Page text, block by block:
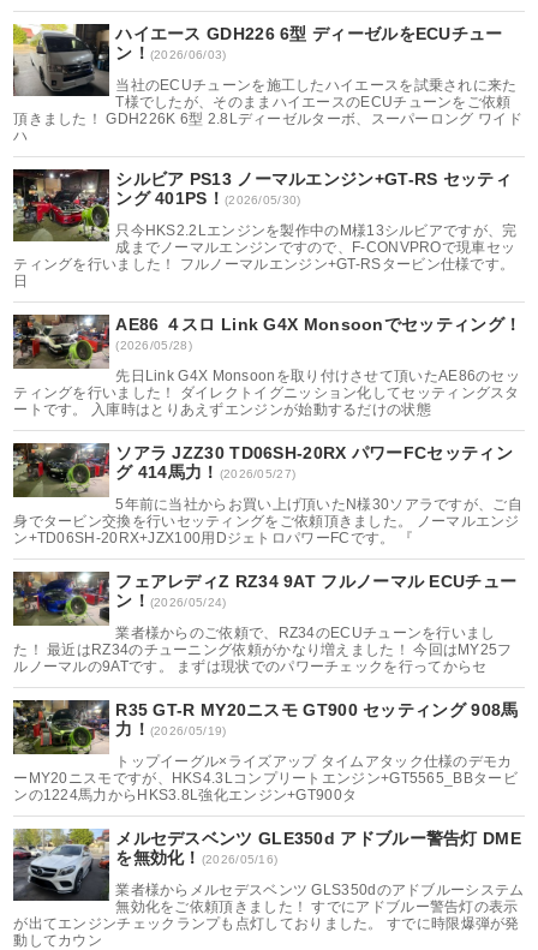
ハイエース GDH226 6型 ディーゼルをECUチュー
ン！ (2026/06/03)
当社のECUチューンを施工したハイエースを試乗されに来た
T様でしたが、そのままハイエースのECUチューンをご依頼
頂きました！ GDH226K 6型 2.8Lディーゼルターボ、スーパーロング ワイド
ハ
シルビア PS13 ノーマルエンジン+GT-RS セッティ
ング 401PS！ (2026/05/30)
只今HKS2.2Lエンジンを製作中のM様13シルビアですが、完
成までノーマルエンジンですので、F-CONVPROで現車セッ
ティングを行いました！ フルノーマルエンジン+GT-RSタービン仕様です。
日
AE86 ４スロ Link G4X Monsoonでセッティング！
(2026/05/28)
先日Link G4X Monsoonを取り付けさせて頂いたAE86のセッ
ティングを行いました！ ダイレクトイグニッション化してセッティングスタ
ートです。 入庫時はとりあえずエンジンが始動するだけの状態
ソアラ JZZ30 TD06SH-20RX パワーFCセッティン
グ 414馬力！ (2026/05/27)
5年前に当社からお買い上げ頂いたN様30ソアラですが、ご自
身でタービン交換を行いセッティングをご依頼頂きました。 ノーマルエンジ
ン+TD06SH-20RX+JZX100用DジェトロパワーFCです。 『
フェアレディZ RZ34 9AT フルノーマル ECUチュー
ン！ (2026/05/24)
業者様からのご依頼で、RZ34のECUチューンを行いまし
た！ 最近はRZ34のチューニング依頼がかなり増えました！ 今回はMY25フ
ルノーマルの9ATです。 まずは現状でのパワーチェックを行ってからセ
R35 GT-R MY20ニスモ GT900 セッティング 908馬
力！ (2026/05/19)
トップイーグル×ライズアップ タイムアタック仕様のデモカ
ーMY20ニスモですが、HKS4.3Lコンプリートエンジン+GT5565_BBタービ
ンの1224馬力からHKS3.8L強化エンジン+GT900タ
メルセデスベンツ GLE350d アドブルー警告灯 DME
を無効化！ (2026/05/16)
業者様からメルセデスベンツ GLS350dのアドブルーシステム
無効化をご依頼頂きました！ すでにアドブルー警告灯の表示
が出てエンジンチェックランプも点灯しておりました。 すでに時限爆弾が発
動してカウン